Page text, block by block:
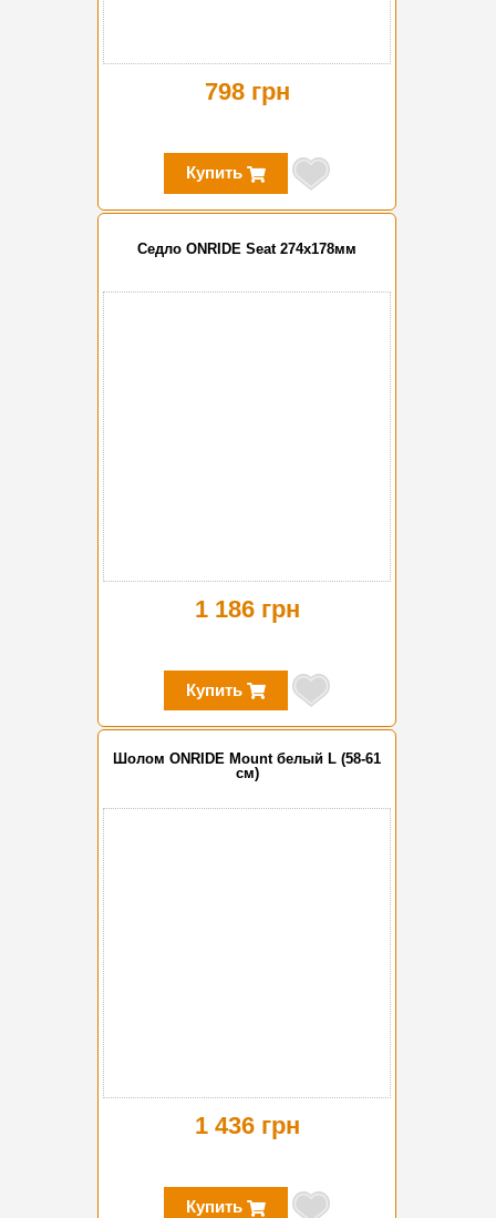
798 грн
Купить
Сeдло ONRIDE Seat 274x178мм
1 186 грн
Купить
Шолом ONRIDE Mount белый L (58-61
см)
1 436 грн
Купить